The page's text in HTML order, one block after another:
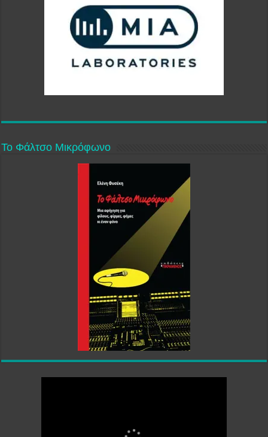
Το Φάλτσο Μικρόφωνο